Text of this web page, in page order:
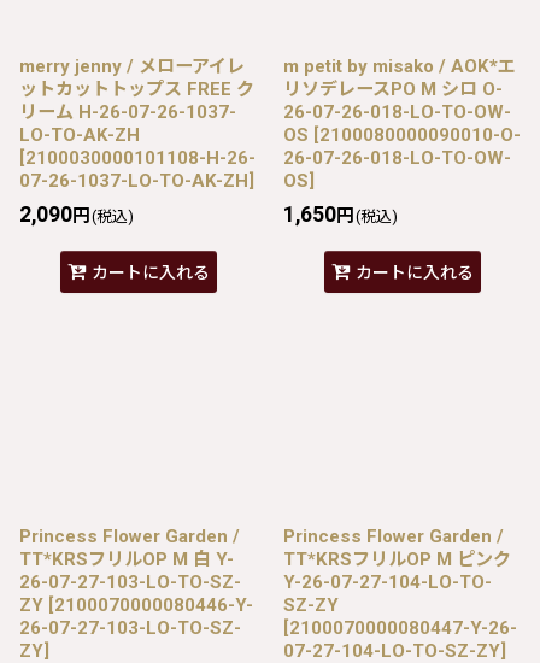
merry jenny / メローアイレ
ットカットトップス FREE ク
リーム H-26-07-26-1037-
LO-TO-AK-ZH
[2100030000101108-H-26-
07-26-1037-LO-TO-AK-ZH]
2,090円 (税込)
カートに入れる
m petit by misako / AOK*エ
リソデレースPO M シロ O-
26-07-26-018-LO-TO-OW-
OS [2100080000090010-O-
26-07-26-018-LO-TO-OW-
OS]
1,650円 (税込)
カートに入れる
Princess Flower Garden /
TT*KRSフリルOP M 白 Y-
26-07-27-103-LO-TO-SZ-
ZY [2100070000080446-Y-
26-07-27-103-LO-TO-SZ-
ZY]
Princess Flower Garden /
TT*KRSフリルOP M ピンク
Y-26-07-27-104-LO-TO-
SZ-ZY
[2100070000080447-Y-26-
07-27-104-LO-TO-SZ-ZY]